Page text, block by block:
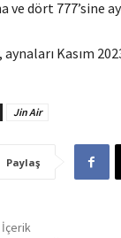
ve dört 777’sine
aynaları Kasım
Jin Air
Paylaş